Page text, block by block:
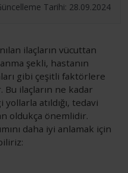
Tarihi: 28.09.2024
ilaçların vücuttan
şekli, hastanın
gibi çeşitli faktörlere
ilaçların ne kadar
atıldığı, tedavi
oldukça önemlidir.
daha iyi anlamak için